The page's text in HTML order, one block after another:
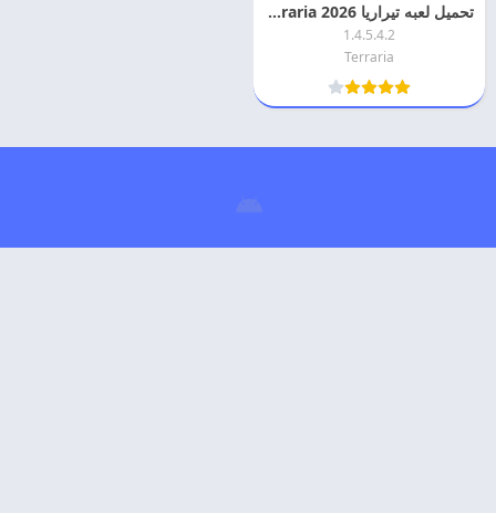
تحميل لعبه تيراريا 2026 Terraria مهكره اخر اصدار
1.4.5.4.2
Terraria